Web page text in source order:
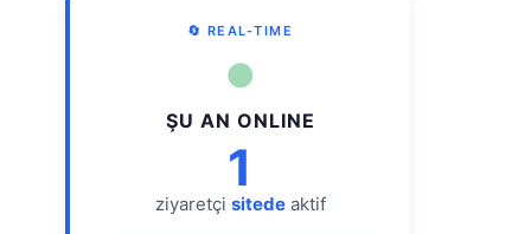
🔄 REAL-TIME
●
ŞU AN ONLINE
1
ziyaretçi sitedeaktif